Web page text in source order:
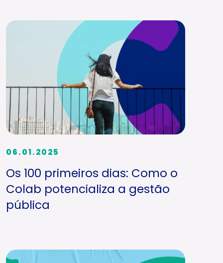
06.01.2025
Os 100 primeiros dias: Como o
Colab potencializa a gestão
pública